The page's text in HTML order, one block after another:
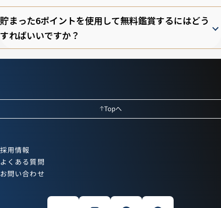
貯まった6ポイントを使用して無料鑑賞するにはどう
すればいいですか？
Topへ
採用情報
よくある質問
お問い合わせ